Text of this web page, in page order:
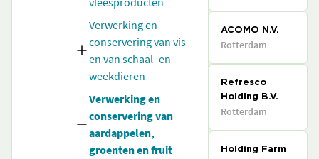
Verwerking en
conservering van vis
en van schaal- en
weekdieren
Verwerking en
conservering van
aardappelen,
groenten en fruit
ACOMO N.V.
Rotterdam
Refresco
Holding B.V.
Rotterdam
Holding Farm